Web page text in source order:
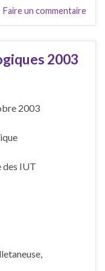
Faire un commentaire
2003
2003
des IUT